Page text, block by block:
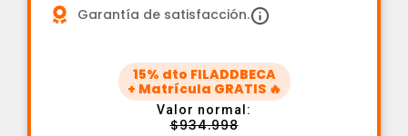
Garantía de satisfacción.
15% dto FILADDBECA
+ Matrícula GRATIS 🔥
Valor normal:
$934.998